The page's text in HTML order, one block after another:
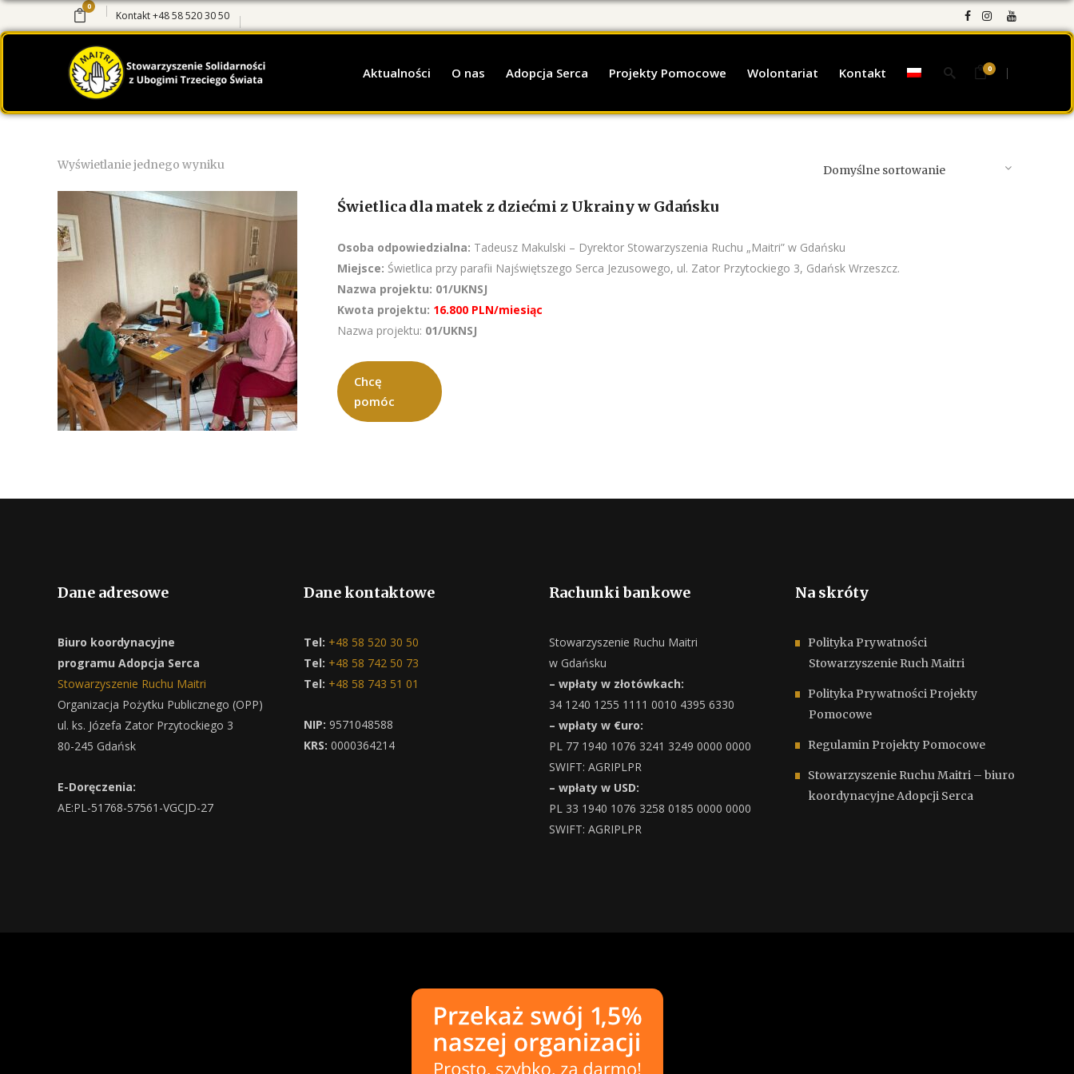
Kontakt+48 58 520 30 50
0
Aktualności O nas Adopcja Serca Projekty Pomocowe Wolontariat Kontakt 0
Wyświetlanie jednego wyniku Domyślne sortowanie
Świetlica dla matek z dziećmi z Ukrainy w Gdańsku
Osoba odpowiedzialna: Tadeusz Makulski – Dyrektor Stowarzyszenia Ruchu „Maitri” w Gdańsku
Miejsce: Świetlica przy parafii Najświętszego Serca Jezusowego, ul. Zator Przytockiego 3, Gdańsk Wrzeszcz.
Nazwa projektu: 01/UKNSJ
Kwota projektu: 16.800 PLN/miesiąc
Nazwa projektu: 01/UKNSJ
Chcę
pomóc
Dane adresowe
Biuro koordynacyjne
programu Adopcja Serca
Stowarzyszenie Ruchu Maitri
Organizacja Pożytku Publicznego (OPP)
ul. ks. Józefa Zator Przytockiego 3
80-245 Gdańsk
E-Doręczenia:
AE:PL-51768-57561-VGCJD-27
Dane kontaktowe
Tel: +48 58 520 30 50
Tel: +48 58 742 50 73
Tel: +48 58 743 51 01
NIP: 9571048588
KRS: 0000364214
Rachunki bankowe
Stowarzyszenie Ruchu Maitri
w Gdańsku
– wpłaty w złotówkach:
34 1240 1255 1111 0010 4395 6330
– wpłaty w €uro:
PL 77 1940 1076 3241 3249 0000 0000
SWIFT: AGRIPLPR
– wpłaty w USD:
PL 33 1940 1076 3258 0185 0000 0000
SWIFT: AGRIPLPR
Na skróty
Polityka Prywatności
Stowarzyszenie Ruch Maitri
Polityka Prywatności Projekty
Pomocowe
Regulamin Projekty Pomocowe
Stowarzyszenie Ruchu Maitri – biuro
koordynacyjne Adopcji Serca